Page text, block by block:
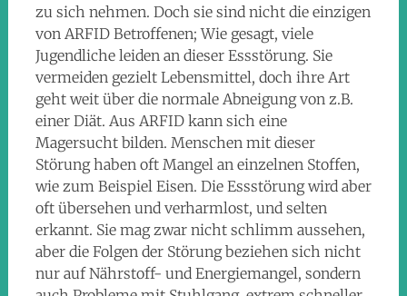
zu sich nehmen. Doch sie sind nicht die einzigen
von ARFID Betroffenen; Wie gesagt, viele
Jugendliche leiden an dieser Essstörung. Sie
vermeiden gezielt Lebensmittel, doch ihre Art
geht weit über die normale Abneigung von z.B.
einer Diät. Aus ARFID kann sich eine
Magersucht bilden. Menschen mit dieser
Störung haben oft Mangel an einzelnen Stoffen,
wie zum Beispiel Eisen. Die Essstörung wird aber
oft übersehen und verharmlost, und selten
erkannt. Sie mag zwar nicht schlimm aussehen,
aber die Folgen der Störung beziehen sich nicht
nur auf Nährstoff- und Energiemangel, sondern